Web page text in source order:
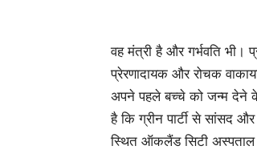
वह मंत्री है और गर्भवति
प्रेरणादायक और रोचक
अपने पहले बच्चे को जन्म देने के
है कि ग्रीन पार्टी से सांसद
स्थित ऑकलैंड सिटी अस्पताल